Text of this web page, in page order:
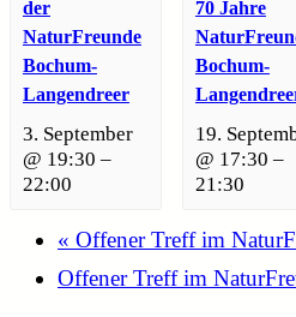
der
NaturFreunde
Bochum-
Langendreer
3. September
@ 19:30 –
22:00
70 Jahre
Bochum-
19.
@ 17:30 –
21:30
« Offener Treff im
Offener Treff im